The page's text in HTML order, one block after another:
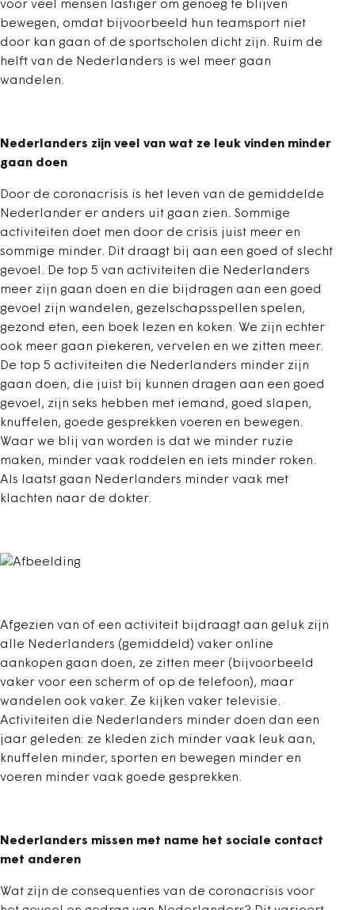
voor veel mensen lastiger om genoeg te blijven
bewegen, omdat bijvoorbeeld hun teamsport niet
door kan gaan of de sportscholen dicht zijn. Ruim de
helft van de Nederlanders is wel meer gaan
wandelen.
Nederlanders zijn veel van wat ze leuk vinden minder
gaan doen
Door de coronacrisis is het leven van de gemiddelde
Nederlander er anders uit gaan zien. Sommige
activiteiten doet men door de crisis juist meer en
sommige minder. Dit draagt bij aan een goed of slecht
gevoel. De top 5 van activiteiten die Nederlanders
meer zijn gaan doen en die bijdragen aan een goed
gevoel zijn wandelen, gezelschapsspellen spelen,
gezond eten, een boek lezen en koken. We zijn echter
ook meer gaan piekeren, vervelen en we zitten meer.
De top 5 activiteiten die Nederlanders minder zijn
gaan doen, die juist bij kunnen dragen aan een goed
gevoel, zijn seks hebben met iemand, goed slapen,
knuffelen, goede gesprekken voeren en bewegen.
Waar we blij van worden is dat we minder ruzie
maken, minder vaak roddelen en iets minder roken.
Als laatst gaan Nederlanders minder vaak met
klachten naar de dokter.
Afgezien van of een activiteit bijdraagt aan geluk zijn
alle Nederlanders (gemiddeld) vaker online
aankopen gaan doen, ze zitten meer (bijvoorbeeld
vaker voor een scherm of op de telefoon), maar
wandelen ook vaker. Ze kijken vaker televisie.
Activiteiten die Nederlanders minder doen dan een
jaar geleden: ze kleden zich minder vaak leuk aan,
knuffelen minder, sporten en bewegen minder en
voeren minder vaak goede gesprekken.
Nederlanders missen met name het sociale contact
met anderen
Wat zijn de consequenties van de coronacrisis voor